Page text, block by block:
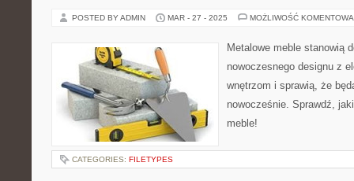
POSTED BY ADMIN MAR - 27 - 2025 MOŻLIWOŚĆ
Metalowe meble stanowią
nowoczesnego designu z
wnętrzom i sprawią, że
nowocześnie. Sprawdź,
meble!
CATEGORIES: FILETYPES